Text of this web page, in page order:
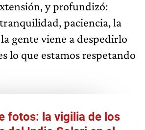
y profundizó:
paciencia, la
gente viene a despedirlo
lo que estamos respetando
fotos: la vigilia de los